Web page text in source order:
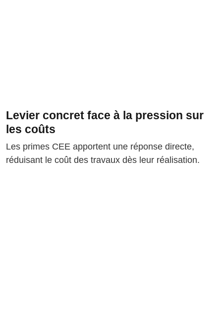
Levier concret face à la pression sur
les coûts
Les primes CEE apportent une réponse directe,
réduisant le coût des travaux dès leur réalisation.